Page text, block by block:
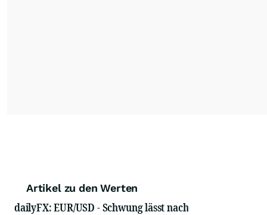
Artikel zu den Werten
dailyFX: EUR/USD - Schwung lässt nach